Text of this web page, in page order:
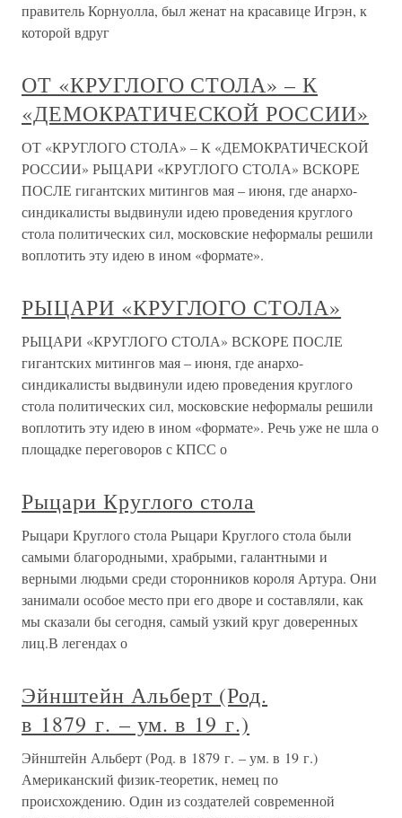
правитель Корнуолла, был женат на красавице Игрэн, к
которой вдруг
ОТ «КРУГЛОГО СТОЛА» – К
«ДЕМОКРАТИЧЕСКОЙ РОССИИ»
ОТ «КРУГЛОГО СТОЛА» – К «ДЕМОКРАТИЧЕСКОЙ
РОССИИ» РЫЦАРИ «КРУГЛОГО СТОЛА» ВСКОРЕ
ПОСЛЕ гигантских митингов мая – июня, где анархо-
синдикалисты выдвинули идею проведения круглого
стола политических сил, московские неформалы решили
воплотить эту идею в ином «формате».
РЫЦАРИ «КРУГЛОГО СТОЛА»
РЫЦАРИ «КРУГЛОГО СТОЛА» ВСКОРЕ ПОСЛЕ
гигантских митингов мая – июня, где анархо-
синдикалисты выдвинули идею проведения круглого
стола политических сил, московские неформалы решили
воплотить эту идею в ином «формате». Речь уже не шла о
площадке переговоров с КПСС о
Рыцари Круглого стола
Рыцари Круглого стола Рыцари Круглого стола были
самыми благородными, храбрыми, галантными и
верными людьми среди сторонников короля Артура. Они
занимали особое место при его дворе и составляли, как
мы сказали бы сегодня, самый узкий круг доверенных
лиц.В легендах о
Эйнштейн Альберт (Род.
в 1879 г. – ум. в 19 г.)
Эйнштейн Альберт (Род. в 1879 г. – ум. в 19 г.)
Американский физик-теоретик, немец по
происхождению. Один из создателей современной